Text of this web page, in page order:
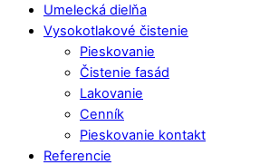
Umelecká dielňa
Vysokotlakové čistenie
Pieskovanie
Čistenie fasád
Lakovanie
Cenník
Pieskovanie kontakt
Referencie